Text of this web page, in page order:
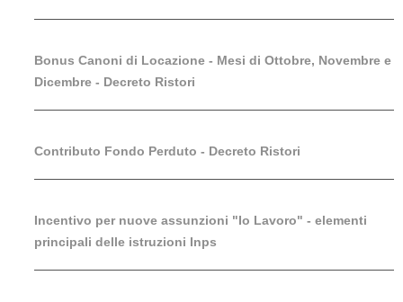
Bonus Canoni di Locazione - Mesi di Ottobre, Novembre e
Dicembre - Decreto Ristori
Contributo Fondo Perduto - Decreto Ristori
Incentivo per nuove assunzioni "Io Lavoro" - elementi
principali delle istruzioni Inps